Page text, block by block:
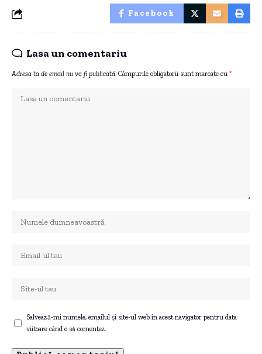
Facebook
Lasa un comentariu
Adresa ta de email nu va fi publicată. Câmpurile obligatorii sunt marcate cu *
Salvează-mi numele, emailul și site-ul web în acest navigator pentru data
viitoare când o să comentez.